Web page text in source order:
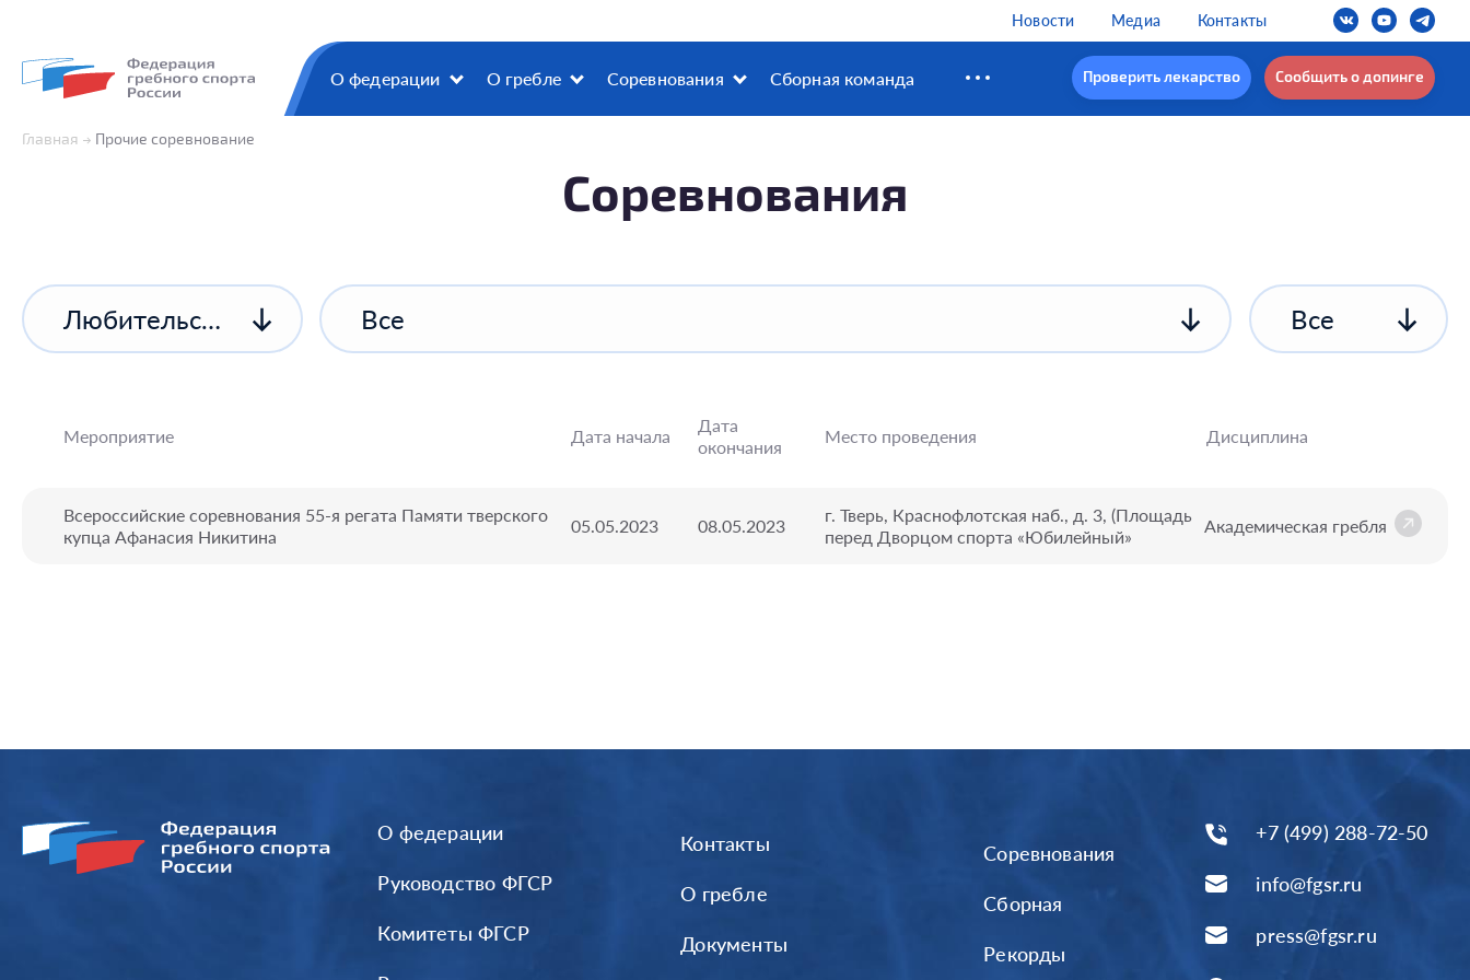
Новости Медиа Контакты
О федерации О гребле Соревнования Сборная команда Проверить лекарство Сообщить о допинге
Главная Прочие соревнование
Соревнования
Любительские соревнования Все Все
Мероприятие Дата начала
Дата
окончания
Место проведения Дисциплина
Всероссийские соревнования 55-я регата Памяти тверского
купца Афанасия Никитина
05.05.2023 08.05.2023
г. Тверь, Краснофлотская наб., д. 3, (Площадь
перед Дворцом спорта «Юбилейный»
Академическая гребля
О федерации
Руководство ФГСР
Комитеты ФГСР
Контакты
О гребле
Документы
Соревнования
Сборная
Рекорды
+7 (499) 288-72-50
info@fgsr.ru
press@fgsr.ru